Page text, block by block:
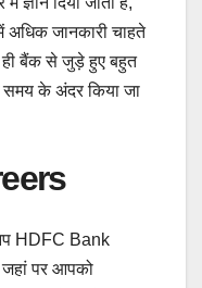
जानकारी चाहते
बैंक से जुड़े हुए बहुत
समय के अंदर किया जा
HDFC Bank
पर आपको